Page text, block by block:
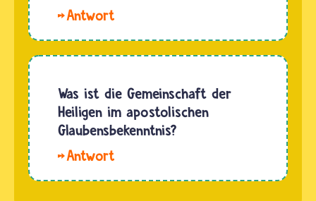
Kirchen-
Gesangbuch.
Das
Jesus
Muhammad
sind für
Musliminnen
Muslime
Propheten.
Was ist die Gemeinschaft der
Heiligen im apostolischen
Glaubensbekenntnis?